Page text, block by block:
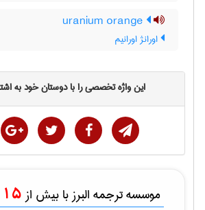
اورانژ اورانیم
این واژه تخصصی را با دوستان خود به
موسسه ترجمه البرز با بیش از 15